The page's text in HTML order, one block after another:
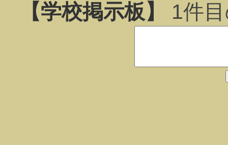
【学校掲示板】 1件